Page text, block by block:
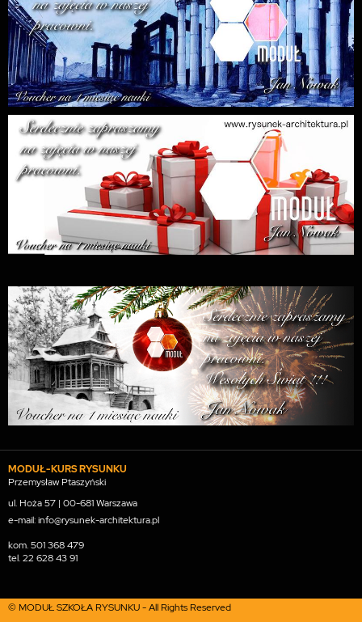
MODUŁ-KURS RYSUNKU
Przemysław Ptaszyński
ul. Hoża 57 | 00-681 Warszawa
e-mail: info@rysunek-architektura.pl
kom.501 368 479
tel.22 628 43 91
© MODUŁ SZKOŁA RYSUNKU - All Rights Reserved